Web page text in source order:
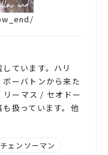
ています。ハリ
ーバトンから来た
ーマス / セオドー
扱っています。他
チェンソーマン